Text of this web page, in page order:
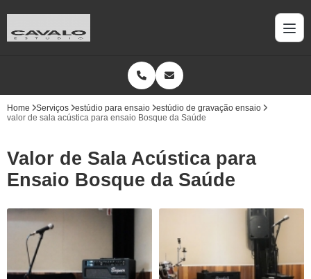
Home Serviços estúdio para ensaio
estúdio de gravação ensaio
valor de sala acústica para ensaio Bosque da Saúde
Valor de Sala Acústica para
Ensaio Bosque da Saúde